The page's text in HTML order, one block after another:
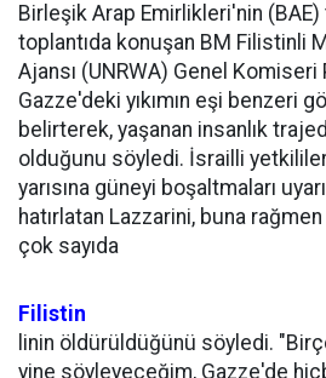
Birleşik Arap Emirlikleri'nin
toplantıda konuşan BM Filistinli
Ajansı (UNRWA) Genel
Gazze'deki yıkımın eşi benzeri
belirterek, yaşanan insanlık
olduğunu söyledi. İsrailli
yarısına güneyi boşaltmaları
hatırlatan Lazzarini, buna rağmen
çok sayıda
Filistin
linin öldürüldüğünü söyledi.
yine söyleyeceğim, Gazze'de